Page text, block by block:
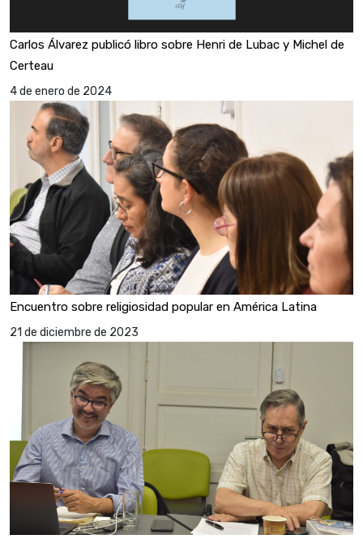
Carlos Álvarez publicó libro sobre Henri de Lubac y Michel de
Certeau
4 de enero de 2024
Encuentro sobre religiosidad popular en América Latina
21 de diciembre de 2023